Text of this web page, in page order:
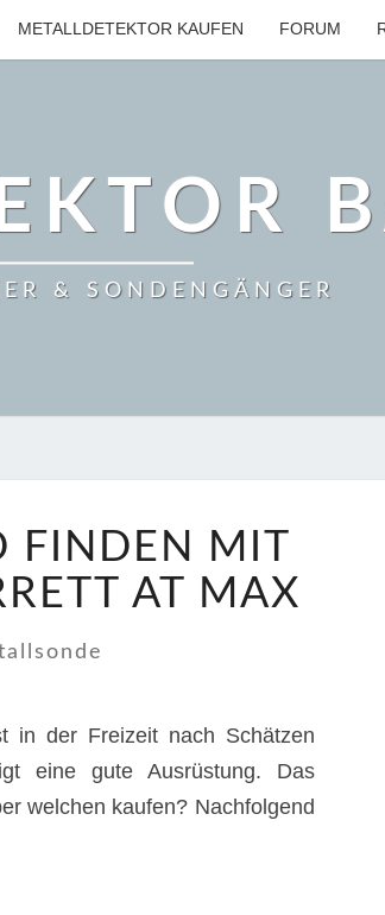
METALLDETEKTOR KAUFEN FORUM
& SONDENGÄNGER
FINDEN MIT
AT MAX
in der Freizeit nach Schätzen
eine gute Ausrüstung. Das
welchen kaufen? Nachfolgend